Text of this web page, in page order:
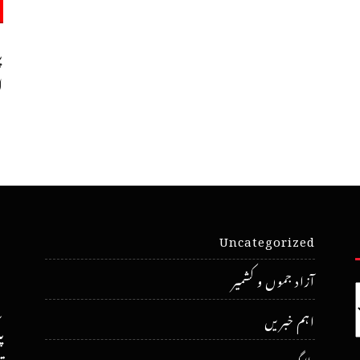
Uncategorized
آزاد جموں و کشمیر
اہم خبریں